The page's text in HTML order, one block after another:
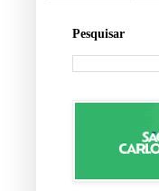
Pesquisar